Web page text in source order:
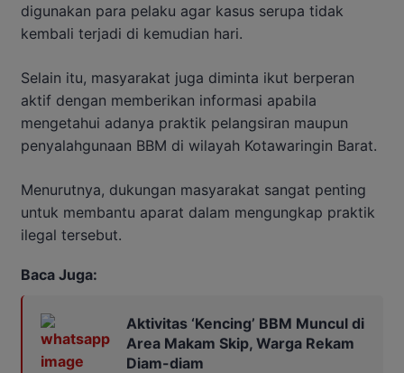
digunakan para pelaku agar kasus serupa tidak
kembali terjadi di kemudian hari.
Selain itu, masyarakat juga diminta ikut berperan
aktif dengan memberikan informasi apabila
mengetahui adanya praktik pelangsiran maupun
penyalahgunaan BBM di wilayah Kotawaringin Barat.
Menurutnya, dukungan masyarakat sangat penting
untuk membantu aparat dalam mengungkap praktik
ilegal tersebut.
Baca Juga:
Aktivitas ‘Kencing’ BBM Muncul di
Area Makam Skip, Warga Rekam
Diam-diam